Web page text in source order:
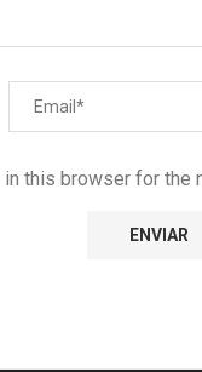
this browser for the